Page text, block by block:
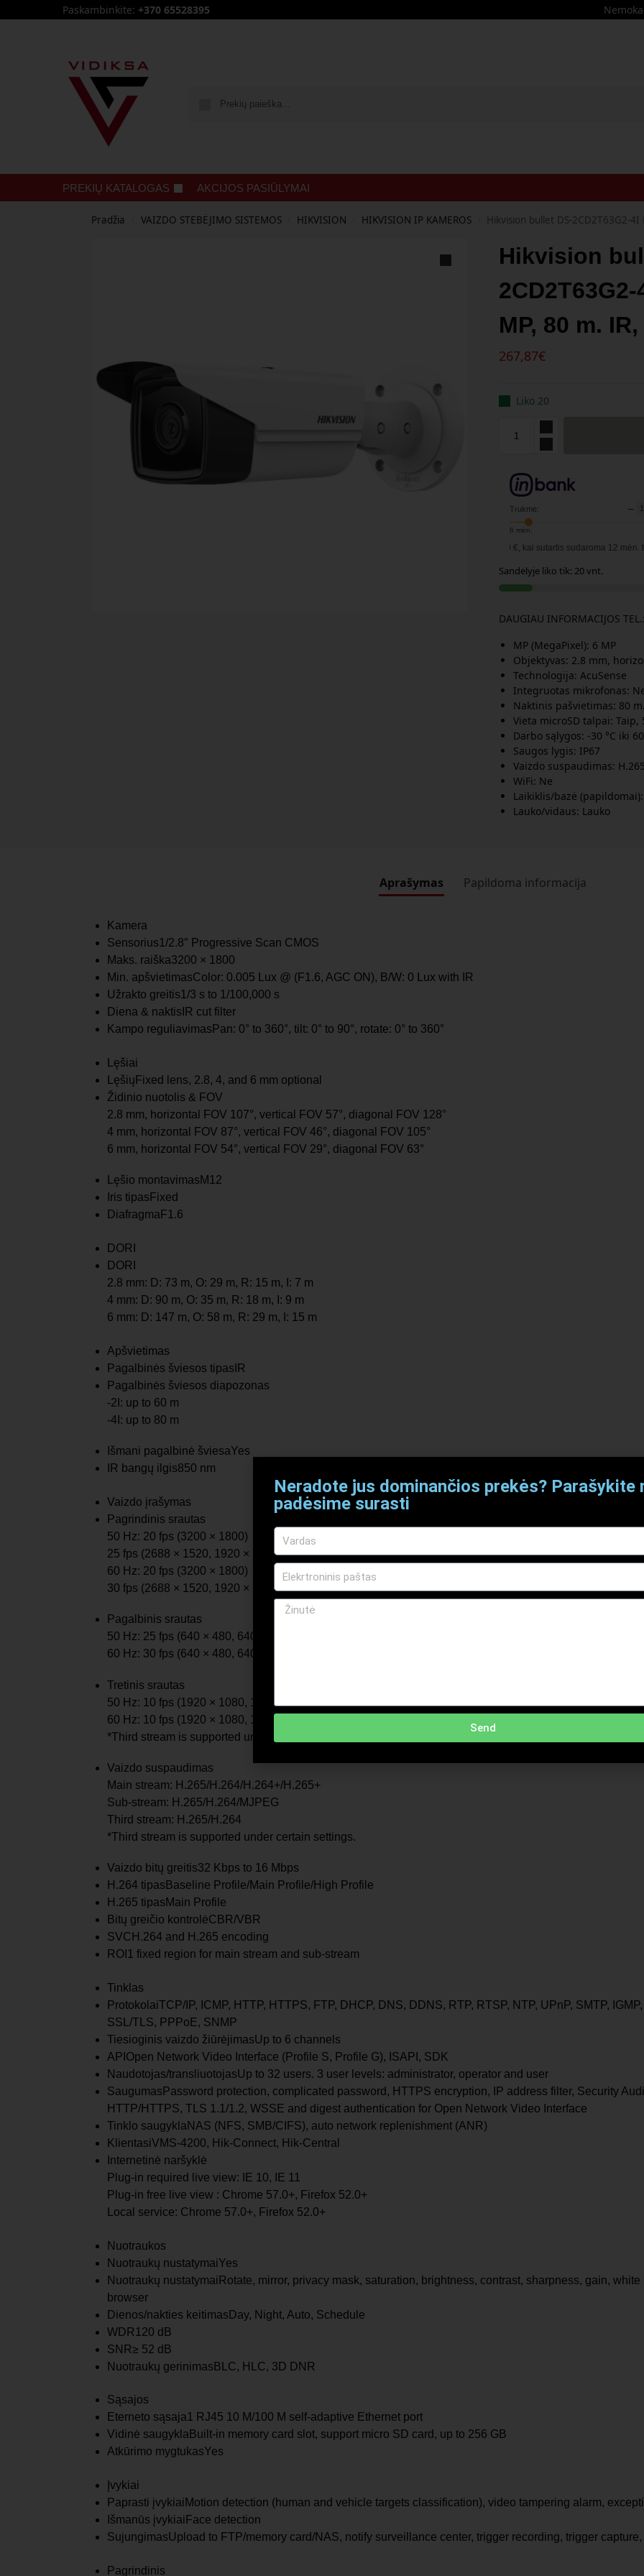
Paskambinkite: +370 65528395
PREKIŲ KATALOGAS AKCIJOS PASIŪLYMAI
Pradžia VAIZDO STEBĖJIMO SISTEMOS HIKVISION HIKVISION IP KAMEROS Hikvision bullet DS-2CD2T63G2-
Hikvision
MP, 80 m.
267,87€
Liko 20
Trukmė: −
6 mėn.
€, kai sutartis sudaroma12mėn. terminui,
Sandėlyje liko tik: 20 vnt.
DAUGIAU INFORMACIJOS
MP (MegaPixel): 6 MP
Objektyvas: 2.8 mm,
Technologija: AcuSense
Integruotas mikrofonas:
Naktinis pašvietimas: 80
Vieta microSD talpai: Taip,
Darbo sąlygos: -30 °C iki 60
Saugos lygis: IP67
Vaizdo suspaudimas:
WiFi: Ne
Laikiklis/bazė (papildomai):
Lauko/vidaus: Lauko
Aprašymas Papildoma informacija
Kamera
Sensorius1/2.8″ Progressive Scan CMOS
Maks. raiška3200 × 1800
Min. apšvietimasColor: 0.005 Lux @ (F1.6, AGC ON), B/W: 0 Lux with IR
Užrakto greitis1/3 s to 1/100,000 s
Diena & naktis IR cut filter
Kampo reguliavimas Pan: 0° to 360°, tilt: 0° to 90°, rotate: 0° to 360°
Lęšiai
Lęšių Fixed lens, 2.8, 4, and 6 mm optional
Židinio nuotolis & FOV
2.8 mm, horizontal FOV 107°, vertical FOV 57°, diagonal FOV 128°
4 mm, horizontal FOV 87°, vertical FOV 46°, diagonal FOV 105°
6 mm, horizontal FOV 54°, vertical FOV 29°, diagonal FOV 63°
Lęšio montavimas M12
Iris tipas Fixed
Diafragma F1.6
DORI
DORI
2.8 mm: D: 73 m, O: 29 m, R: 15 m, I: 7 m
4 mm: D: 90 m, O: 35 m, R: 18 m, I: 9 m
6 mm: D: 147 m, O: 58 m, R: 29 m, I: 15 m
Apšvietimas
Pagalbinės šviesos tipas IR
Pagalbinės šviesos diapozonas
-2I: up to 60 m
-4I: up to 80 m
Išmani pagalbinė šviesaYes
IR bangų ilgis850 nm
Vaizdo įrašymas
Pagrindinis srautas
50 Hz: 20 fps (3200 × 1800)
25 fps (2688 × 1520, 1920 × 1080, 1280 × 720)
60 Hz: 20 fps (3200 × 1800)
30 fps (2688 × 1520, 1920 × 1080, 1280 × 720)
Pagalbinis srautas
50 Hz: 25 fps (640 × 480, 640 × 360)
60 Hz: 30 fps (640 × 480, 640 × 360)
Tretinis srautas
50 Hz: 10 fps (1920 × 1080, 1280 × 720, 640 × 480, 640 × 360)
60 Hz: 10 fps (1920 × 1080, 1280 × 720, 640 × 480, 640 × 360)
*Third stream is supported under certain settings.
Vaizdo suspaudimas
Main stream: H.265/H.264/H.264+/H.265+
Sub-stream: H.265/H.264/MJPEG
Third stream: H.265/H.264
*Third stream is supported under certain settings.
Vaizdo bitų greitis32 Kbps to 16 Mbps
H.264 tipas Baseline Profile/Main Profile/High Profile
H.265 tipas Main Profile
Bitų greičio kontrolėCBR/VBR
SVC H.264 and H.265 encoding
ROI 1 fixed region for main stream and sub-stream
Tinklas
ProtokolaiTCP/IP, ICMP, HTTP, HTTPS, FTP, DHCP, DNS, DDNS, RTP, RTSP, NTP, UPnP, SMTP,
SSL/TLS, PPPoE, SNMP
Tiesioginis vaizdo žiūrėjimasUp to 6 channels
API Open Network Video Interface (Profile S, Profile G), ISAPI, SDK
Naudotojas/transliuotojasUp to 32 users. 3 user levels: administrator, operator and user
Saugumas Password protection, complicated password, HTTPS encryption, IP address filter, Security
HTTP/HTTPS, TLS 1.1/1.2, WSSE and digest authentication for Open Network Video Interface
Tinklo saugykla NAS (NFS, SMB/CIFS), auto network replenishment (ANR)
KlientasiVMS-4200, Hik-Connect, Hik-Central
Internetinė naršyklė
Plug-in required live view: IE 10, IE 11
Plug-in free live view : Chrome 57.0+, Firefox 52.0+
Local service: Chrome 57.0+, Firefox 52.0+
Nuotraukos
Nuotraukų nustatymaiYes
Nuotraukų nustatymai Rotate, mirror, privacy mask, saturation, brightness, contrast, sharpness, gain,
browser
Dienos/nakties keitimas Day, Night, Auto, Schedule
WDR 120 dB
SNR≥ 52 dB
Nuotraukų gerinimas BLC, HLC, 3D DNR
Sąsajos
Eterneto sąsaja1 RJ45 10 M/100 M self-adaptive Ethernet port
Vidinė saugykla Built-in memory card slot, support micro SD card, up to 256 GB
Atkūrimo mygtukasYes
Įvykiai
Paprasti įvykiai Motion detection (human and vehicle targets classification), video tampering alarm,
Išmanūs įvykiai Face detection
SujungimasUpload to FTP/memory card/NAS, notify surveillance center, trigger recording, trigger capture,
Pagrindinis
Neradote jus dominančios prekės? Parašykite
padėsime surasti
Send